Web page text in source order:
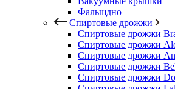
Фальшдно
Спиртовые дрожжи
Спиртовые дрожжи
Спиртовые дрожжи
Спиртовые дрожжи
Спиртовые дрожжи
Спиртовые дрожжи